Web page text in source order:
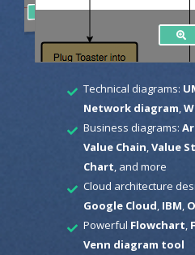
Technical diagrams:
Network diagram
Business diagrams:
Value Chain Value
Chart , and more
Cloud architecture
Google Cloud IBM
Powerful Flowchart
Venn diagram tool